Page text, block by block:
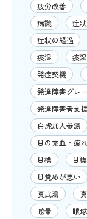
疲労改善
病識
症状
症状の経過
痰湿
痰
発症契機
発達障害グレ
発達障害者支
白虎加人参湯
目の充血・疲れ
目標
目
目覚めが悪い
真武湯
眩暈
眼